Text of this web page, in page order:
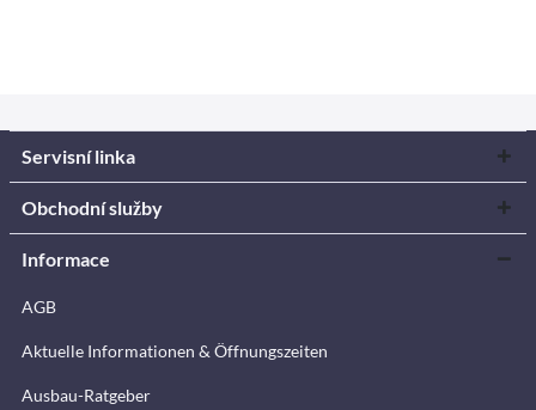
Servisní linka
Obchodní služby
Informace
AGB
Aktuelle Informationen & Öffnungszeiten
Ausbau-Ratgeber